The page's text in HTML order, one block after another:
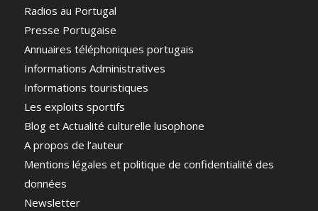
Radios au Portugal
Presse Portugaise
Annuaires téléphoniques portugais
Informations Administratives
Informations touristiques
Les exploits sportifs
Blog et Actualité culturelle lusophone
A propos de l’auteur
Mentions légales et politique de confidentialité des
données
Newsletter